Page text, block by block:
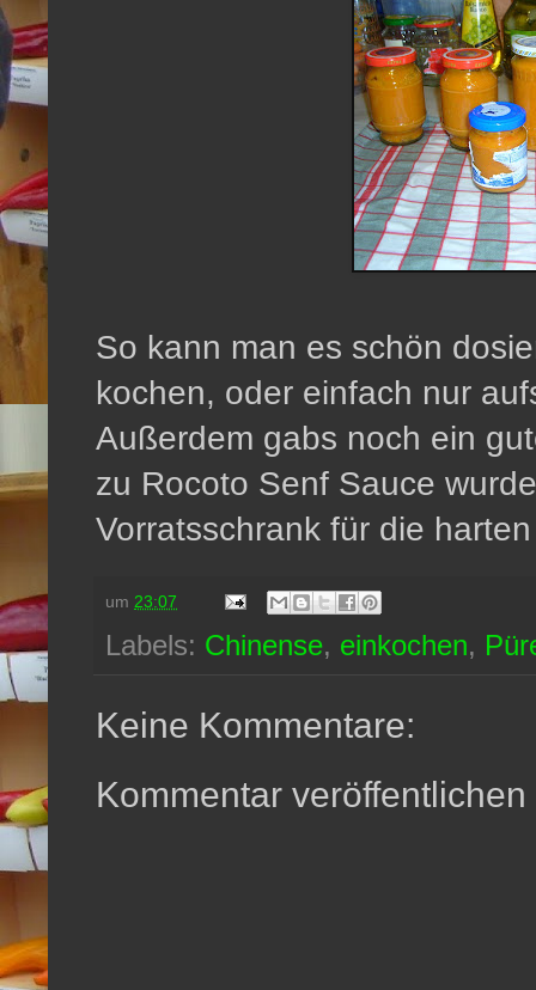
So kann man es schön
kochen, oder einfach nur
Außerdem gabs noch ein
zu Rocoto Senf Sauce
Vorratsschrank für die
um 23:07
Labels: Chinense, einkochen,
Keine Kommentare:
Kommentar veröffentlichen